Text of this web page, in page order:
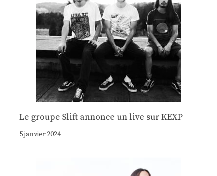
Le groupe Slift annonce un live sur KEXP
5 janvier 2024